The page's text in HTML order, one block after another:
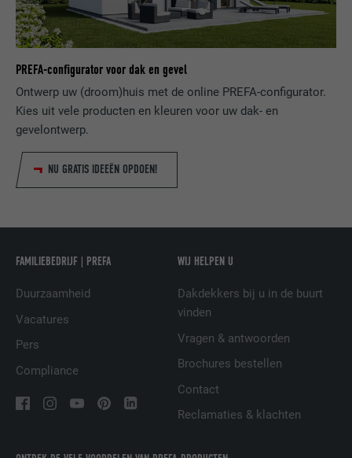
PREFA-configurator voor dak en gevel
Ontwerp uw (droom)huis met de online PREFA-configurator.
Kies uit vele producten en kleuren voor uw dak- en
gevelontwerp.
NU GRATIS IDEEËN OPDOEN!
FAMILIEBEDRIJF | PREFA
Duurzaamheid
Vacatures
Pers
Compliance
WIJ HELPEN U
Dakdekkers bij u in de buurt
vinden
Vragen & antwoorden
Brochures bestellen
Contact
Reclamaties & klachten
NAAM
AANBIEDER LinkedIn
VERVALTIJD 1 dag
van ingebedde diensten.
NAAM lissc
AANBIEDER
VERVALTIJD
Wordt gebruikt om ervoor te zorgen dat
cookies in deze browser aanwezig is